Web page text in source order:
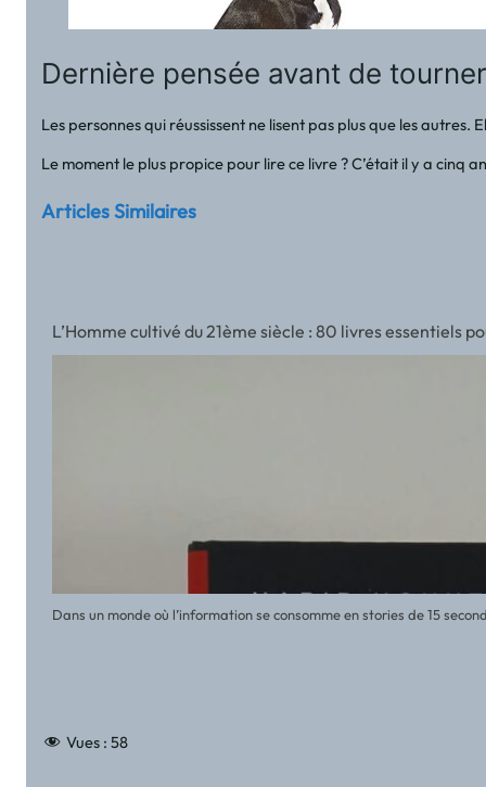
Dernière pensée avant de
Les personnes qui réussissent ne lisent pas plus que les
Le moment le plus propice pour lire ce livre ? C’était il y a cinq
Articles Similaires
L’Homme cultivé du 21ème siècle : 80 livres essentiels
Dans un monde où l’information se consomme en stories de 15
Vues : 58